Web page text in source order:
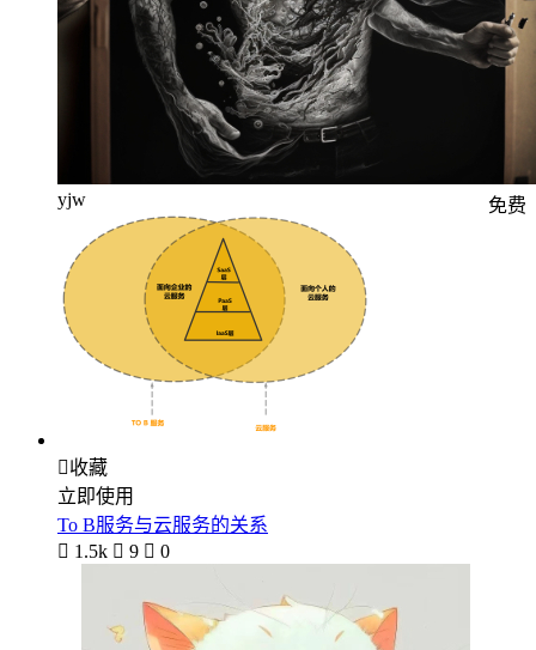
yjw 免费
收藏
立即使用
To B服务与云服务的关系
 1.5k  9  0